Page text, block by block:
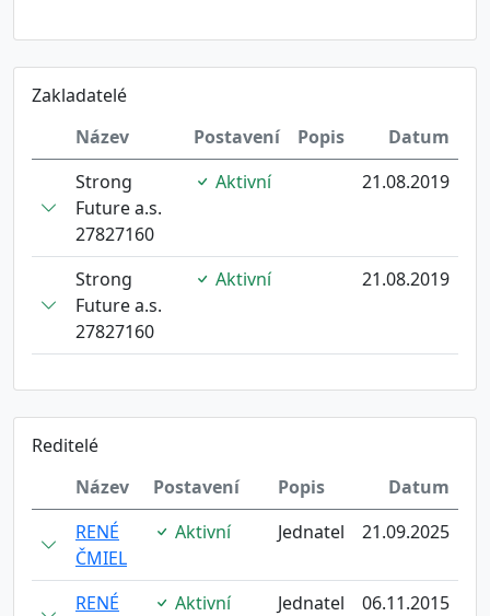
Zakladatelé
Název
Postavení Popis
Datum
Strong
Future a.s.
27827160
Aktivní 21.08.2019
Strong
Future a.s.
27827160
Aktivní 21.08.2019
Reditelé
Název
Postavení Popis
Datum
RENÉ
ČMIEL
Aktivní Jednatel 21.09.2025
RENÉ
Aktivní Jednatel 06.11.2015